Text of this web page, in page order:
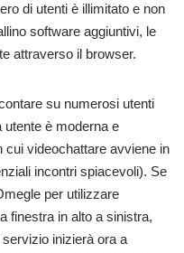
di utenti è illimitato e non
software aggiuntivi, le
attraverso il browser.
su numerosi utenti
utente è moderna e
cui videochattare avviene in
incontri spiacevoli). Se
per utilizzare
finestra in alto a sinistra,
inizierà ora a